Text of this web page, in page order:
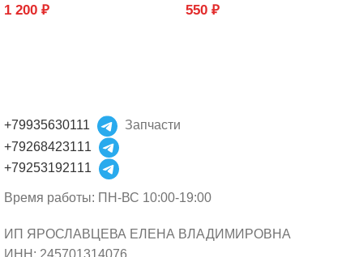
1 200 ₽
550 ₽
+79935630111
Запчасти
+79268423111
+79253192111
Время работы: ПН-ВС 10:00-19:00
ИП ЯРОСЛАВЦЕВА ЕЛЕНА ВЛАДИМИРОВНА
ИНН: 245701314076